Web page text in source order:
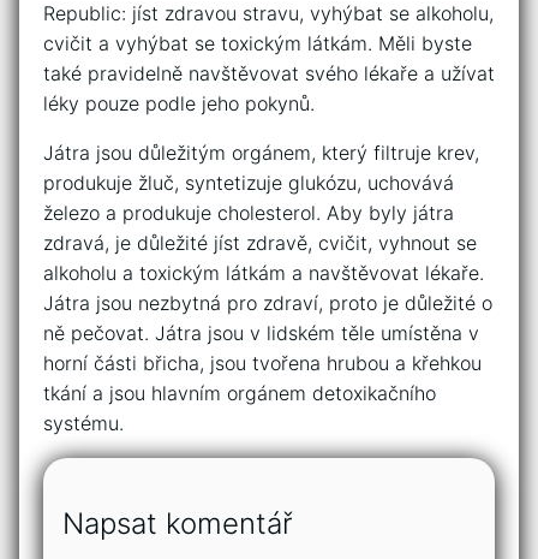
Republic: jíst zdravou stravu, vyhýbat se alkoholu,
cvičit a vyhýbat se toxickým látkám. Měli byste
také pravidelně navštěvovat svého lékaře a užívat
léky pouze podle jeho pokynů.
Játra jsou důležitým orgánem, který filtruje krev,
produkuje žluč, syntetizuje glukózu, uchovává
železo a produkuje cholesterol. Aby byly játra
zdravá, je důležité jíst zdravě, cvičit, vyhnout se
alkoholu a toxickým látkám a navštěvovat lékaře.
Játra jsou nezbytná pro zdraví, proto je důležité o
ně pečovat. Játra jsou v lidském těle umístěna v
horní části břicha, jsou tvořena hrubou a křehkou
tkání a jsou hlavním orgánem detoxikačního
systému.
Napsat komentář